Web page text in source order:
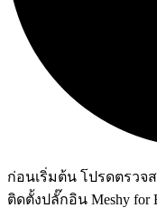
ก่อนเริ่มต้น โปรดตรว
ติดตั้งปลั๊กอิน Meshy